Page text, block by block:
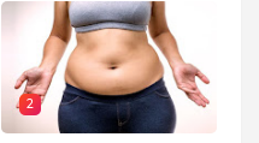
2